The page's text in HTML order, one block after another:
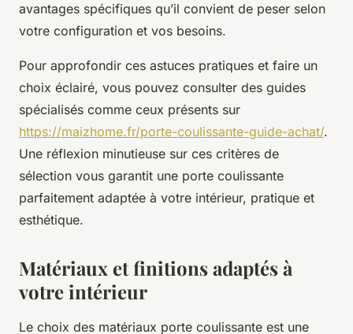
avantages spécifiques qu’il convient de peser selon
votre configuration et vos besoins.
Pour approfondir ces astuces pratiques et faire un
choix éclairé, vous pouvez consulter des guides
spécialisés comme ceux présents sur
https://maizhome.fr/porte-coulissante-guide-achat/.
Une réflexion minutieuse sur ces critères de
sélection vous garantit une porte coulissante
parfaitement adaptée à votre intérieur, pratique et
esthétique.
Matériaux et finitions adaptés à
votre intérieur
Le choix des matériaux porte coulissante est une